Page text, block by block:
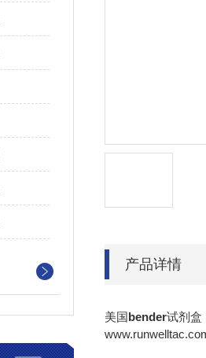
产品详情
美国bender试剂盒